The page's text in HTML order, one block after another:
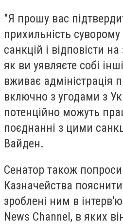
"Я прошу вас
прихильність
санкцій і відповісти
як ви уявляєте собі
вживає адміністрація
включно з угодами з
потенційно можуть
поєднанні з цими
Вайден.
Сенатор також
Казначейства
зроблені ним в
News Channel, в яких